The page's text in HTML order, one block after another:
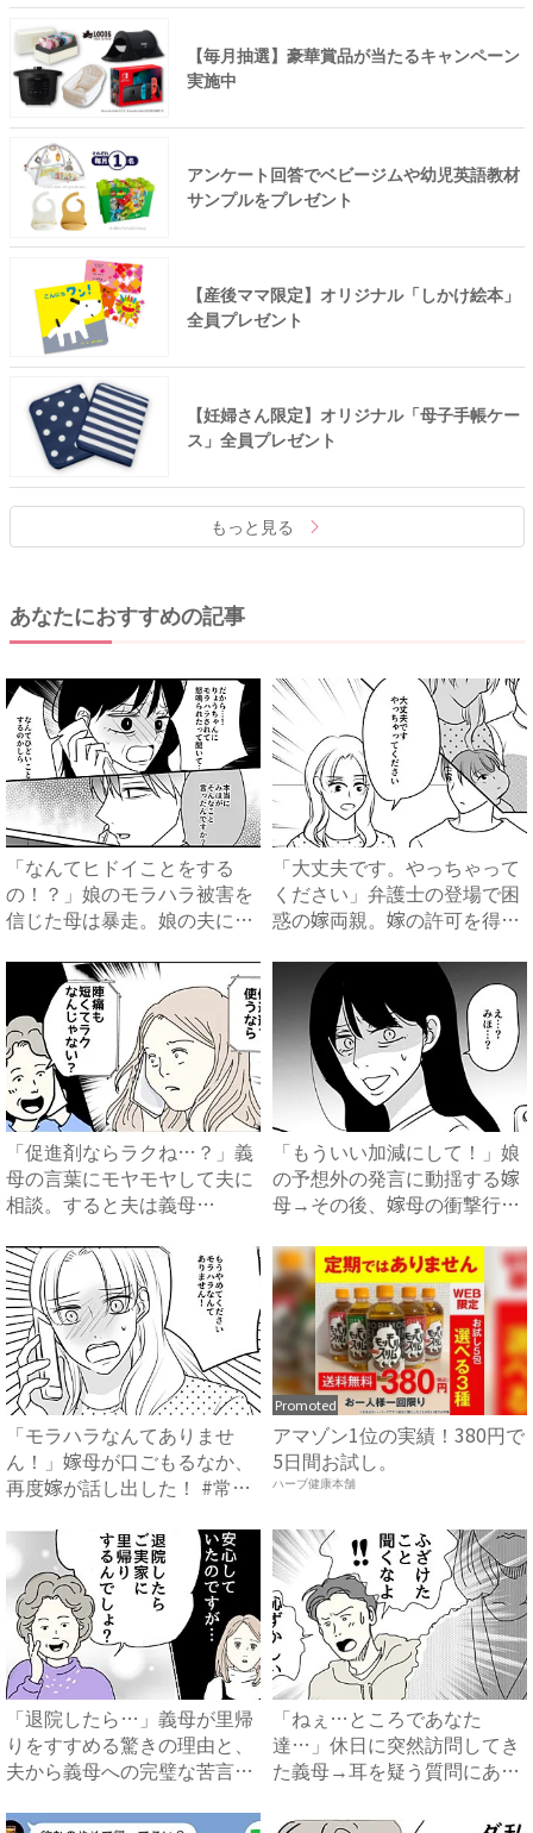
【毎月抽選】豪華賞品が当たるキャンペーン
実施中
アンケート回答でベビージムや幼児英語教材
サンプルをプレゼント
【産後ママ限定】オリジナル「しかけ絵本」
全員プレゼント
【妊婦さん限定】オリジナル「母子手帳ケー
ス」全員プレゼント
もっと見る
あなたにおすすめの記事
「なんてヒドイことをする
の！？」娘のモラハラ被害を
信じた母は暴走。娘の夫に電
「大丈夫です。やっちゃって
ください」弁護士の登場で困
惑の嫁両親。嫁の許可を得た
「促進剤ならラクね…？」義
母の言葉にモヤモヤして夫に
相談。すると夫は義母
「もういい加減にして！」娘
の予想外の発言に動揺する嫁
母→その後、嫁母の衝撃行動
「モラハラなんてありませ
ん！」嫁母が口ごもるなか、
再度嫁が話し出した！ #常識
Promoted
アマゾン1位の実績！380円で
5日間お試し。
ハーブ健康本舗
「退院したら…」義母が里帰
りをすすめる驚きの理由と、
夫から義母への完璧な苦言
「ねぇ…ところであなた
達…」休日に突然訪問してき
た義母→耳を疑う質問にあ